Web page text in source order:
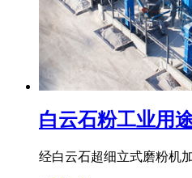
白云石粉工业用
经白云石超细立式磨粉机